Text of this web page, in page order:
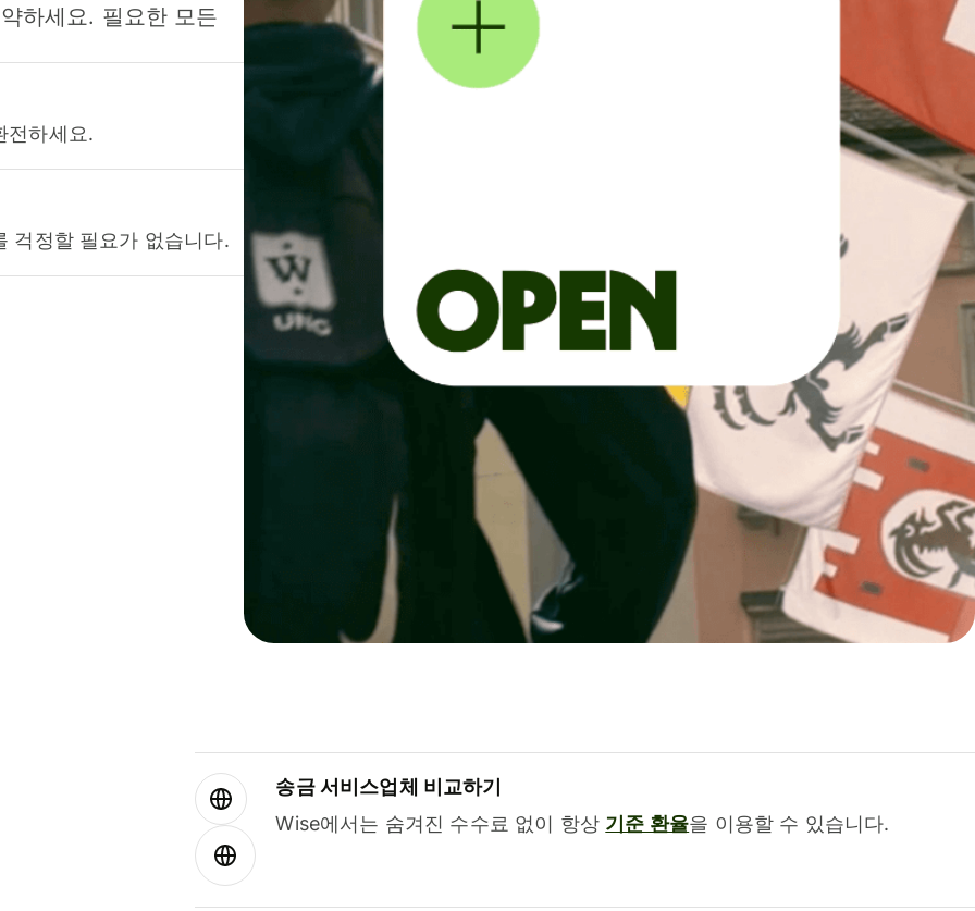
하세요. 필요한 모든
전하세요.
걱정할 필요가 없습니다.
송금 서비스업체 비교하기
Wise에서는 숨겨진 수수료 없이 항상 기준 환율을 이용할 수 있습니다.